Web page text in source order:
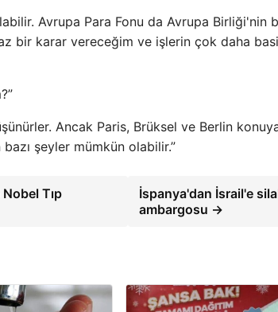
Avrupa Para Fonu da Avrupa Birliği'nin
bir karar vereceğim ve işlerin çok daha
Ancak Paris, Brüksel ve Berlin konuya
şeyler mümkün olabilir.”
Tıp
İspanya'dan İsrail'e
ambargosu →